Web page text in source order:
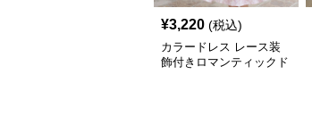
¥3,220 (税込)
カラードレス レース装
飾付きロマンティックド